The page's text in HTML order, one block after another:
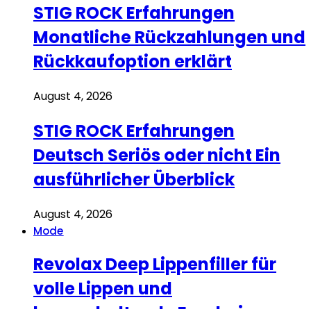
STIG ROCK Erfahrungen
Monatliche Rückzahlungen und
Rückkaufoption erklärt
August 4, 2026
STIG ROCK Erfahrungen
Deutsch Seriös oder nicht Ein
ausführlicher Überblick
August 4, 2026
Mode
Revolax Deep Lippenfiller für
volle Lippen und